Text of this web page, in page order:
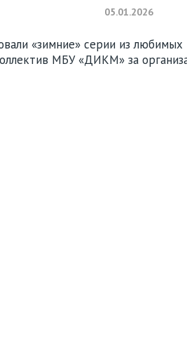
05.01.2026
«зимние» серии из любимых
МБУ «ДИКМ» за